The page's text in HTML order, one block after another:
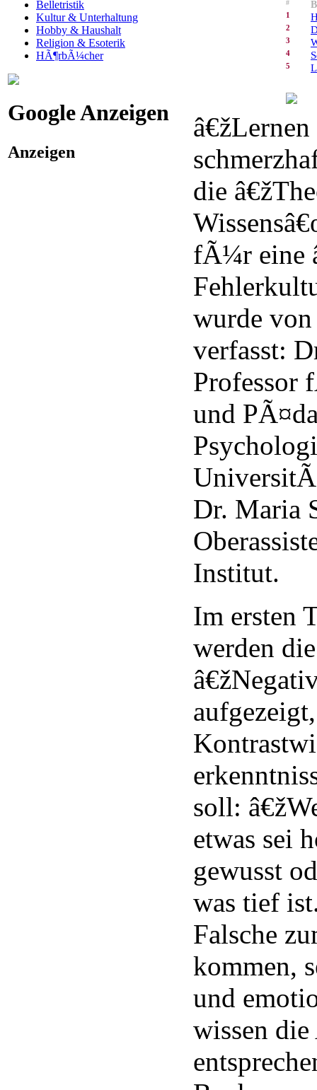
Belletristik
Kultur & Unterhaltung
Hobby & Haushalt
Religion & Esoterik
HÃ¶rbÃ¼cher
Google Anzeigen
Anzeigen
#
1
2
3
4
5
die
fÃ¼r eine
wurde
verfasst:
Professor
und
Dr. Maria
Institut.
Im ersten
werden
soll:
etwas sei
gewusst
was tief
Falsche
kommen,
und
wissen